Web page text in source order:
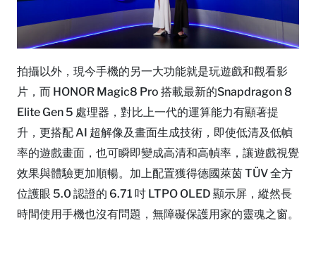
拍攝以外，現今手機的另一大功能就是玩遊戲和觀看影
片，而 HONOR Magic8 Pro 搭載最新的Snapdragon 8
Elite Gen 5 處理器，對比上一代的運算能力有顯著提
升，更搭配 AI 超解像及畫面生成技術，即使低清及低幀
率的遊戲畫面，也可瞬即變成高清和高幀率，讓遊戲視覺
效果與體驗更加順暢。加上配置獲得德國萊茵 TÜV 全方
位護眼 5.0 認證的 6.71 吋 LTPO OLED 顯示屏，縱然長
時間使用手機也沒有問題，無障礙保護用家的靈魂之窗。